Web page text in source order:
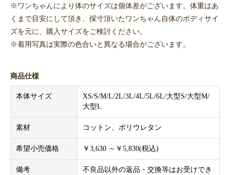
※ワンちゃんにより体のサイズは個体差がございます。体重はあ
くまで目安にして頂き、採寸頂いたワンちゃん自体のボディサイ
ズを元に、購入サイズをご検討ください。
※着用写真は実際の色合いと異なる場合がございます。
商品仕様
本体サイズ
XS/S/M/L/2L/3L/4L/5L/6L/大型S/大型M/
大型L
素材 コットン、ポリウレタン
希望小売価格 ￥3,630 ～￥5,830(税込)
備考
不良品以外の返品・交換等はお受けでき